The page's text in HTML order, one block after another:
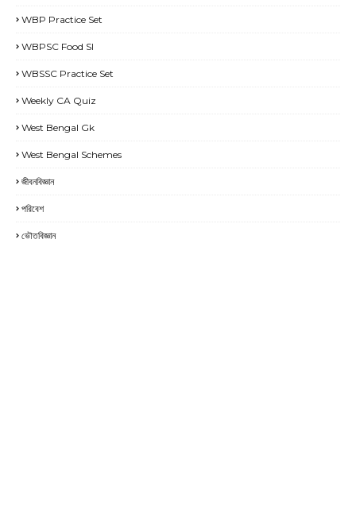
WBP Practice Set
WBPSC Food SI
WBSSC Practice Set
Weekly CA Quiz
West Bengal Gk
West Bengal Schemes
জীবনবিজ্ঞান
পরিবেশ
ভৌতবিজ্ঞান